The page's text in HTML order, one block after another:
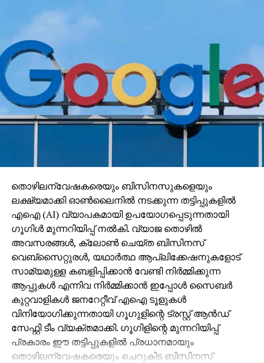
തൊഴിലന്വേഷകരെയും ബിസിനസുകളെയും
ലക്ഷ്യമാക്കി ഓണ്‍ലൈനില്‍ നടക്കുന്ന തട്ടിപ്പുകളില്‍
എഐ (AI) വ്യാപകമായി ഉപയോഗപ്പെടുന്നതായി
ഗൂഗിള്‍ മുന്നറിയിപ്പ് നല്‍കി. വ്യാജ തൊഴില്‍
അവസരങ്ങള്‍, ക്ലോണ്‍ ചെയ്ത ബിസിനസ്
വെബ്‌സൈറ്റുരള്‍, യഥാര്‍ത്ഥ ആപ്ലിക്കേഷനുകളോട്
സാമ്യമുള്ള കബളിപ്പിക്കാന്‍ വേണ്ടി നിര്‍മ്മിക്കുന്ന
ആപ്പുകള്‍ എന്നിവ നിര്‍മ്മിക്കാന്‍ ഇപ്പോള്‍ സൈബര്‍
കുറ്റവാളികള്‍ ജനറേറ്റീവ് എഐ ടൂളുകള്‍
വിനിയോഗിക്കുന്നതായി ഗൂഗുളിന്റെ ട്രസ്റ്റ് ആന്‍ഡ്
സേഫ്റ്റി ടീം വ്യക്തമാക്കി. ഗൂഗിളിന്റെ മുന്നറിയിപ്പ്
പ്രകാരം ഈ തട്ടിപ്പുകളില്‍ പ്രധാനമായും
തൊഴിലന്വേഷകരെയും ചെറുകിട ബിസിനസ്